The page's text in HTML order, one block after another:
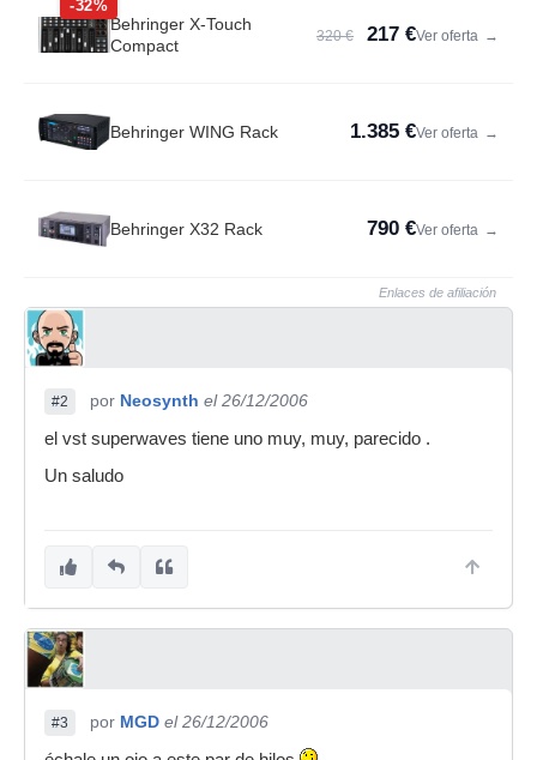
-32%
Behringer X-Touch
Compact
320 € 217 €Ver oferta →
Behringer WING Rack 1.385 €Ver oferta →
Behringer X32 Rack 790 €Ver oferta →
Enlaces de afiliación
#2 por Neosynth el 26/12/2006
el vst superwaves tiene uno muy, muy, parecido .
Un saludo
#3 por MGD el 26/12/2006